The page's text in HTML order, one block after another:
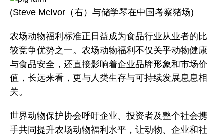
(Steve McIvor（右）与储学琴在中国考察猪场)
农场动物福利标准正日益成为食品行业从业者的比
较竞争优势之一。农场动物福利不仅关乎动物健康
与食品安全，还直接影响着企业品牌形象和市场价
值，长远来看，更与人类生存与可持续发展息息相
关。
世界动物保护协会呼吁企业、投资者及整个社会携
手共同提升农场动物福利水平，让动物、企业和社